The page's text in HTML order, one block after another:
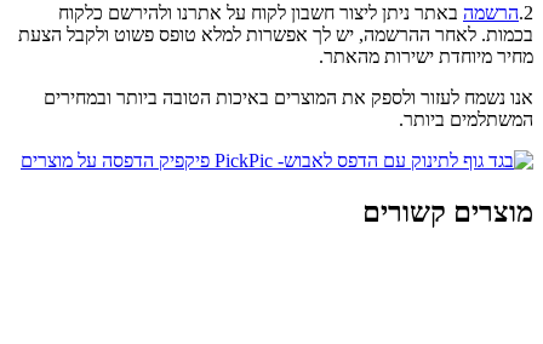
2. הרשמה באתר ניתן ליצור חשבון לקוח על אתרנו ולהירשם כלקוח
בכמות. לאחר ההרשמה, יש לך אפשרות למלא טופס פשוט ולקבל הצעת
מחיר מיוחדת ישירות מהאתר.
אנו נשמח לעזור ולספק את המוצרים באיכות הטובה ביותר ובמחירים
המשתלמים ביותר.
מוצרים קשורים